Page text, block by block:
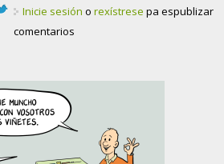
Inicie sesión o rexístrese pa espublizar
comentarios